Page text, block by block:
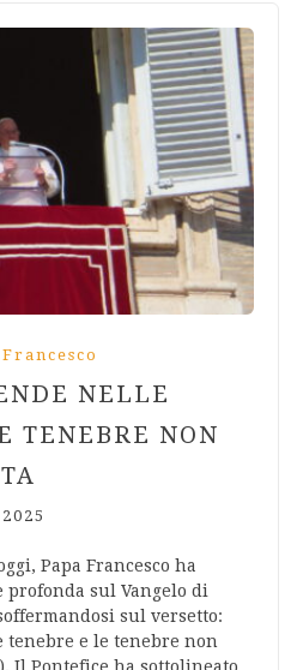
NELLE
TENEBRE NON
Papa Francesco ha
sul Vangelo di
sul versetto:
tenebre e le tenebre non
Il Pontefice ha sottolineato